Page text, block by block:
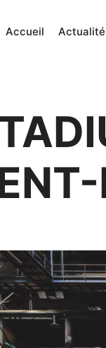
Accueil Actualité